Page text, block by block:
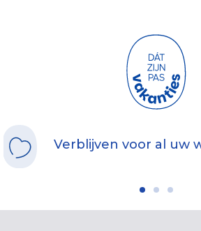
Verblijven voor al uw